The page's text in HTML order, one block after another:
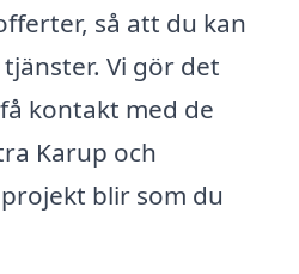
så att du kan
Vi gör det
kontakt med de
Karup och
blir som du